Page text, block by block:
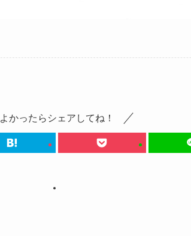
よかったらシェアしてね！